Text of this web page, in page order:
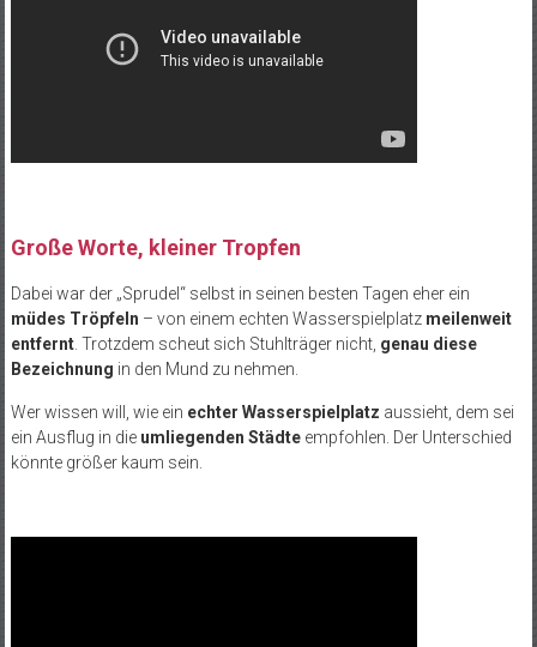
Große Worte, kleiner Tropfen
Dabei war der „Sprudel“ selbst in seinen besten Tagen eher ein
müdes Tröpfeln – von einem echten Wasserspielplatzmeilenweit
entfernt. Trotzdem scheut sich Stuhlträger nicht, genau diese
Bezeichnung in den Mund zu nehmen.
Wer wissen will, wie ein echter Wasserspielplatz aussieht, dem sei
ein Ausflug in die umliegenden Städteempfohlen. Der Unterschied
könnte größer kaum sein.